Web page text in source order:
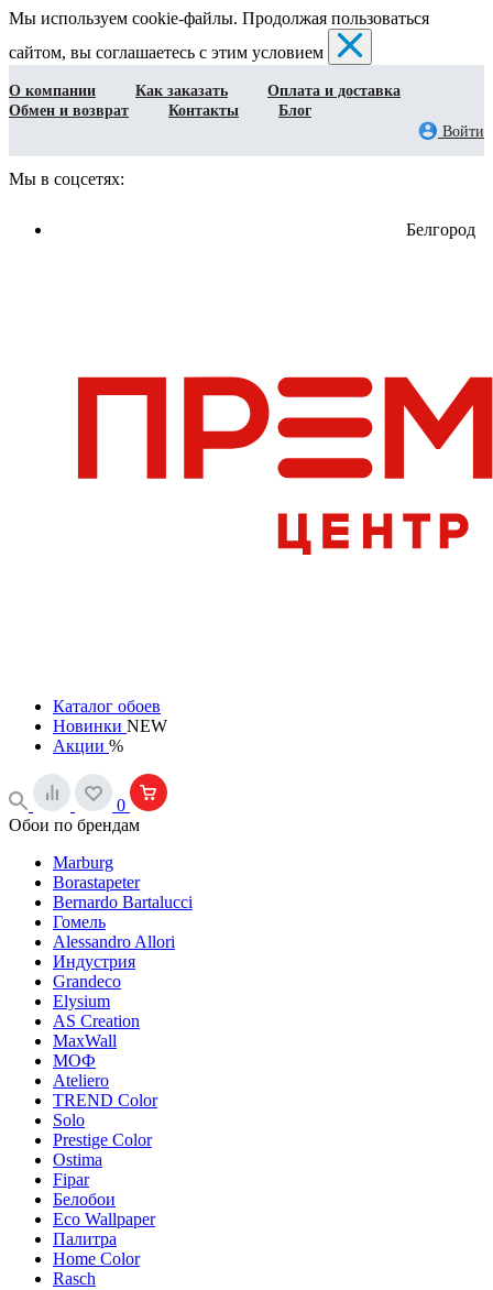
Мы используем cookie-файлы. Продолжая пользоваться
сайтом, вы соглашаетесь с этим условием
О компании Как заказать
Оплата и доставка
Обмен и возврат
Контакты
Блог
Войти
Мы в соцсетях:
Белгород
Каталог обоев
Новинки NEW
Акции %
0
Обои по брендам
Marburg
Borastapeter
Bernardo Bartalucci
Гомель
Alessandro Allori
Индустрия
Grandeco
Elysium
AS Creation
MaxWall
МОФ
Ateliero
TREND Color
Solo
Prestige Color
Ostima
Fipar
Белобои
Eco Wallpaper
Палитра
Home Color
Rasch